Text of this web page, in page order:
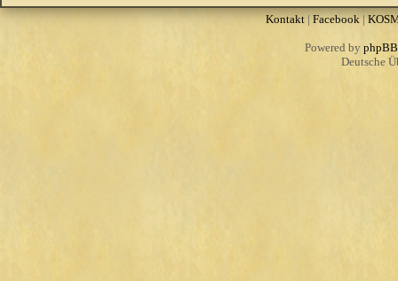
Kontakt| Facebook|
Powered by phpBB
Deutsche